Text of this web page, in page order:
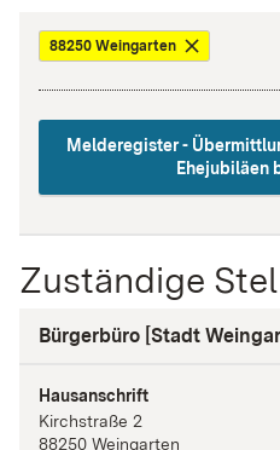
88250 Weingarten
Melderegister -
Ehejubiläen
Zuständige
Bürgerbüro [Stadt
Hausanschrift
Kirchstraße 2
88250 Weingarten